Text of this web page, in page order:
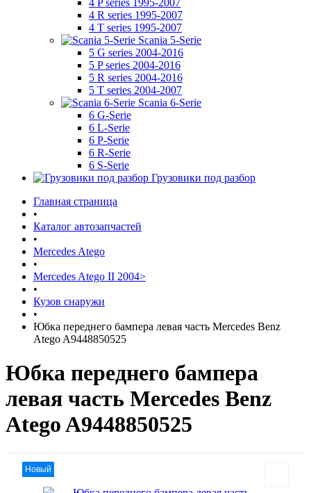
4 P series 1995-2007
4 R series 1995-2007
4 T series 1995-2007
Scania 5-Serie
5 G series 2004-2016
5 P series 2004-2016
5 R series 2004-2016
5 T series 2004-2007
Scania 6-Serie
6 G-Serie
6 L-Serie
6 P-Serie
6 R-Serie
6 S-Serie
Грузовики под разбор
Главная страница
•
Каталог автозапчастей
•
Mercedes Atego
•
Mercedes Atego II 2004>
•
Кузов снаружи
•
Юбка переднего бампера левая часть Mercedes Benz
Atego A9448850525
Юбка переднего бампера
левая часть Mercedes Benz
Atego A9448850525
Новый